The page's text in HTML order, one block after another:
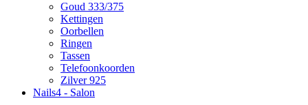
Goud 333/375
Kettingen
Oorbellen
Ringen
Tassen
Telefoonkoorden
Zilver 925
Nails4 - Salon